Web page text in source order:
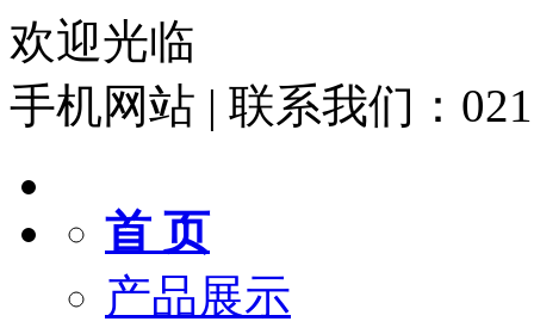
欢迎光临
手机网站 | 联系我们：
首 页
产品展示